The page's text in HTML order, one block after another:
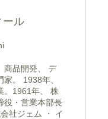
ール
商品開発、 デ
。 1938年、
。1961年、 株
役・営業本部長
社ジェム ・ イ